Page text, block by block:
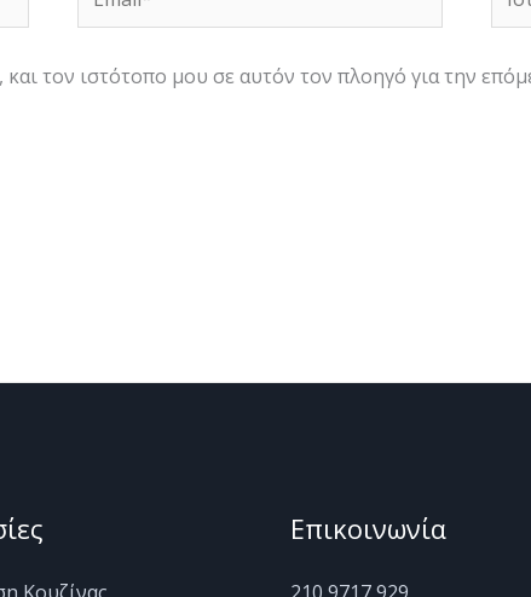
τον ιστότοπο μου σε αυτόν τον πλοηγό για την
Επικοινωνία